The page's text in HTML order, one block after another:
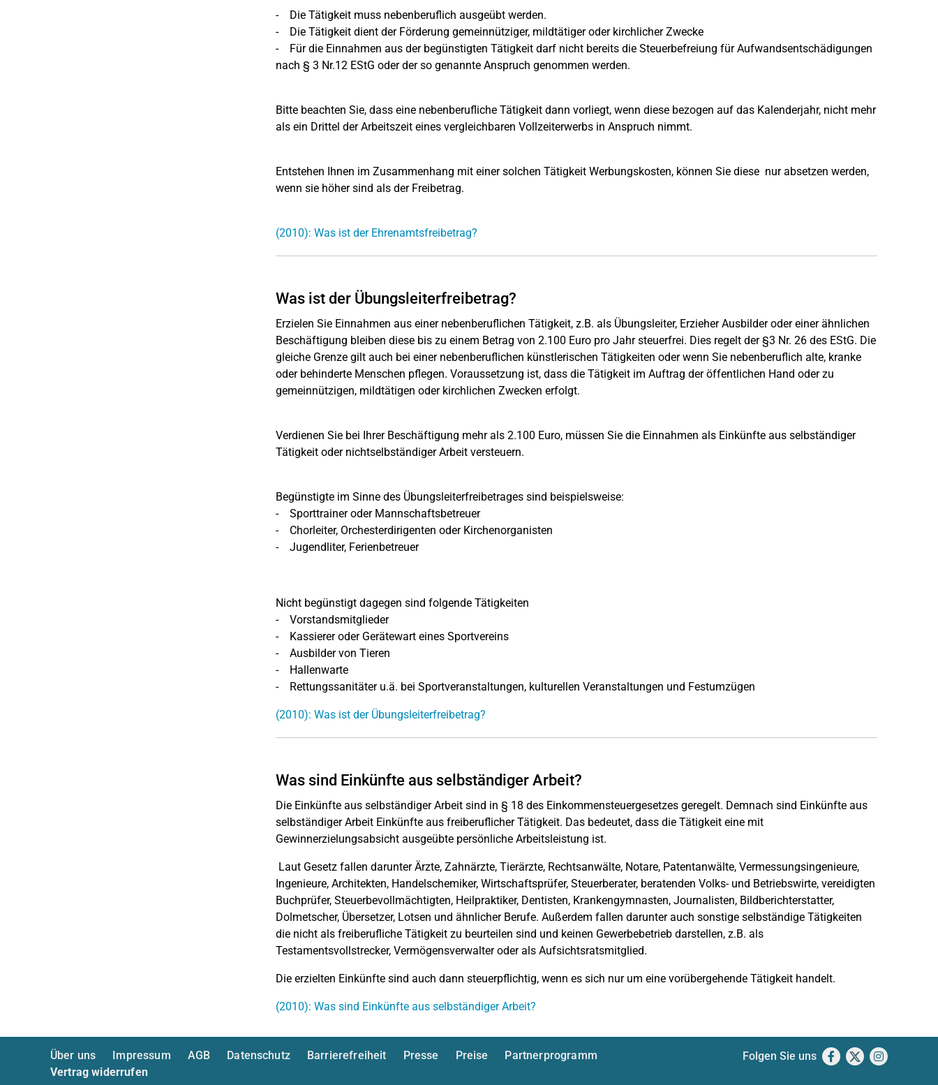
- Die Tätigkeit muss nebenberuflich ausgeübt werden.
- Die Tätigkeit dient der Förderung gemeinnütziger, mildtätiger oder kirchlicher Zwecke
- Für die Einnahmen aus der begünstigten Tätigkeit darf nicht bereits die Steuerbefreiung für Aufwandsentschädigungen
nach § 3 Nr.12 EStG oder der so genannte Anspruch genommen werden.
Bitte beachten Sie, dass eine nebenberufliche Tätigkeit dann vorliegt, wenn diese bezogen auf das Kalenderjahr, nicht mehr
als ein Drittel der Arbeitszeit eines vergleichbaren Vollzeiterwerbs in Anspruch nimmt.
Entstehen Ihnen im Zusammenhang mit einer solchen Tätigkeit Werbungskosten, können Sie diese nur absetzen werden,
wenn sie höher sind als der Freibetrag.
(2010): Was ist der Ehrenamtsfreibetrag?
Was ist der Übungsleiterfreibetrag?
Erzielen Sie Einnahmen aus einer nebenberuflichen Tätigkeit, z.B. als Übungsleiter, Erzieher Ausbilder oder einer ähnlichen
Beschäftigung bleiben diese bis zu einem Betrag von 2.100 Euro pro Jahr steuerfrei. Dies regelt der §3 Nr. 26 des EStG. Die
gleiche Grenze gilt auch bei einer nebenberuflichen künstlerischen Tätigkeiten oder wenn Sie nebenberuflich alte, kranke
oder behinderte Menschen pflegen. Voraussetzung ist, dass die Tätigkeit im Auftrag der öffentlichen Hand oder zu
gemeinnützigen, mildtätigen oder kirchlichen Zwecken erfolgt.
Verdienen Sie bei Ihrer Beschäftigung mehr als 2.100 Euro, müssen Sie die Einnahmen als Einkünfte aus selbständiger
Tätigkeit oder nichtselbständiger Arbeit versteuern.
Begünstigte im Sinne des Übungsleiterfreibetrages sind beispielsweise:
- Sporttrainer oder Mannschaftsbetreuer
- Chorleiter, Orchesterdirigenten oder Kirchenorganisten
- Jugendliter, Ferienbetreuer
Nicht begünstigt dagegen sind folgende Tätigkeiten
- Vorstandsmitglieder
- Kassierer oder Gerätewart eines Sportvereins
- Ausbilder von Tieren
- Hallenwarte
- Rettungssanitäter u.ä. bei Sportveranstaltungen, kulturellen Veranstaltungen und Festumzügen
(2010): Was ist der Übungsleiterfreibetrag?
Was sind Einkünfte aus selbständiger Arbeit?
Die Einkünfte aus selbständiger Arbeit sind in § 18 des Einkommensteuergesetzes geregelt. Demnach sind Einkünfte aus
selbständiger Arbeit Einkünfte aus freiberuflicher Tätigkeit. Das bedeutet, dass die Tätigkeit eine mit
Gewinnerzielungsabsicht ausgeübte persönliche Arbeitsleistung ist.
Laut Gesetz fallen darunterÄrzte, Zahnärzte, Tierärzte, Rechtsanwälte, Notare, Patentanwälte, Vermessungsingenieure,
Ingenieure, Architekten, Handelschemiker, Wirtschaftsprüfer, Steuerberater, beratenden Volks- und Betriebswirte, vereidigten
Buchprüfer, Steuerbevollmächtigten, Heilpraktiker, Dentisten, Krankengymnasten, Journalisten, Bildberichterstatter,
Dolmetscher, Übersetzer, Lotsen und ähnlicher Berufe. Außerdem fallen darunter auch sonstige selbständige Tätigkeiten
die nicht als freiberufliche Tätigkeit zu beurteilen sind und keinen Gewerbebetrieb darstellen, z.B. als
Testamentsvollstrecker, Vermögensverwalter oder als Aufsichtsratsmitglied.
Die erzielten Einkünfte sind auch dann steuerpflichtig, wenn es sich nur um eine vorübergehende Tätigkeit handelt.
(2010): Was sind Einkünfte aus selbständiger Arbeit?
Über uns Impressum AGB Datenschutz Barrierefreiheit Presse Preise
Partnerprogramm
Vertrag widerrufen
Folgen Sie uns Facebook
X Instagram